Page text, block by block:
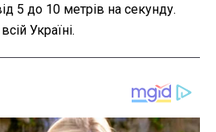
5 до 10 метрів на секунду.
Україні.